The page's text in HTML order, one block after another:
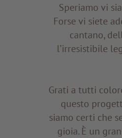
Speriamo vi
Forse vi siete
cantano,
l’irresistibile
Grati a tutti
questo
siamo certi che
gioia. È un